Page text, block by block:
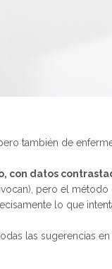
también de
con datos
pero el
lo que
las sugerencias